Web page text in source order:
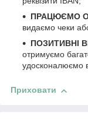
ПРАЦЮЄМО
видаємо чеки
ПОЗИТИВНІ
отримуємо
удосконалюємо
Приховати